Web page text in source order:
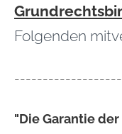
Folgenden
"Die Garantie